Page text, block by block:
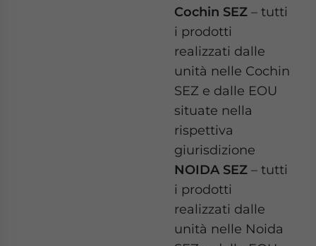
Cochin SEZ – tutti
i prodotti
realizzati dalle
unità nelle Cochin
SEZ e dalle EOU
situate nella
rispettiva
giurisdizione
NOIDA SEZ – tutti
i prodotti
realizzati dalle
unità nelle Noida